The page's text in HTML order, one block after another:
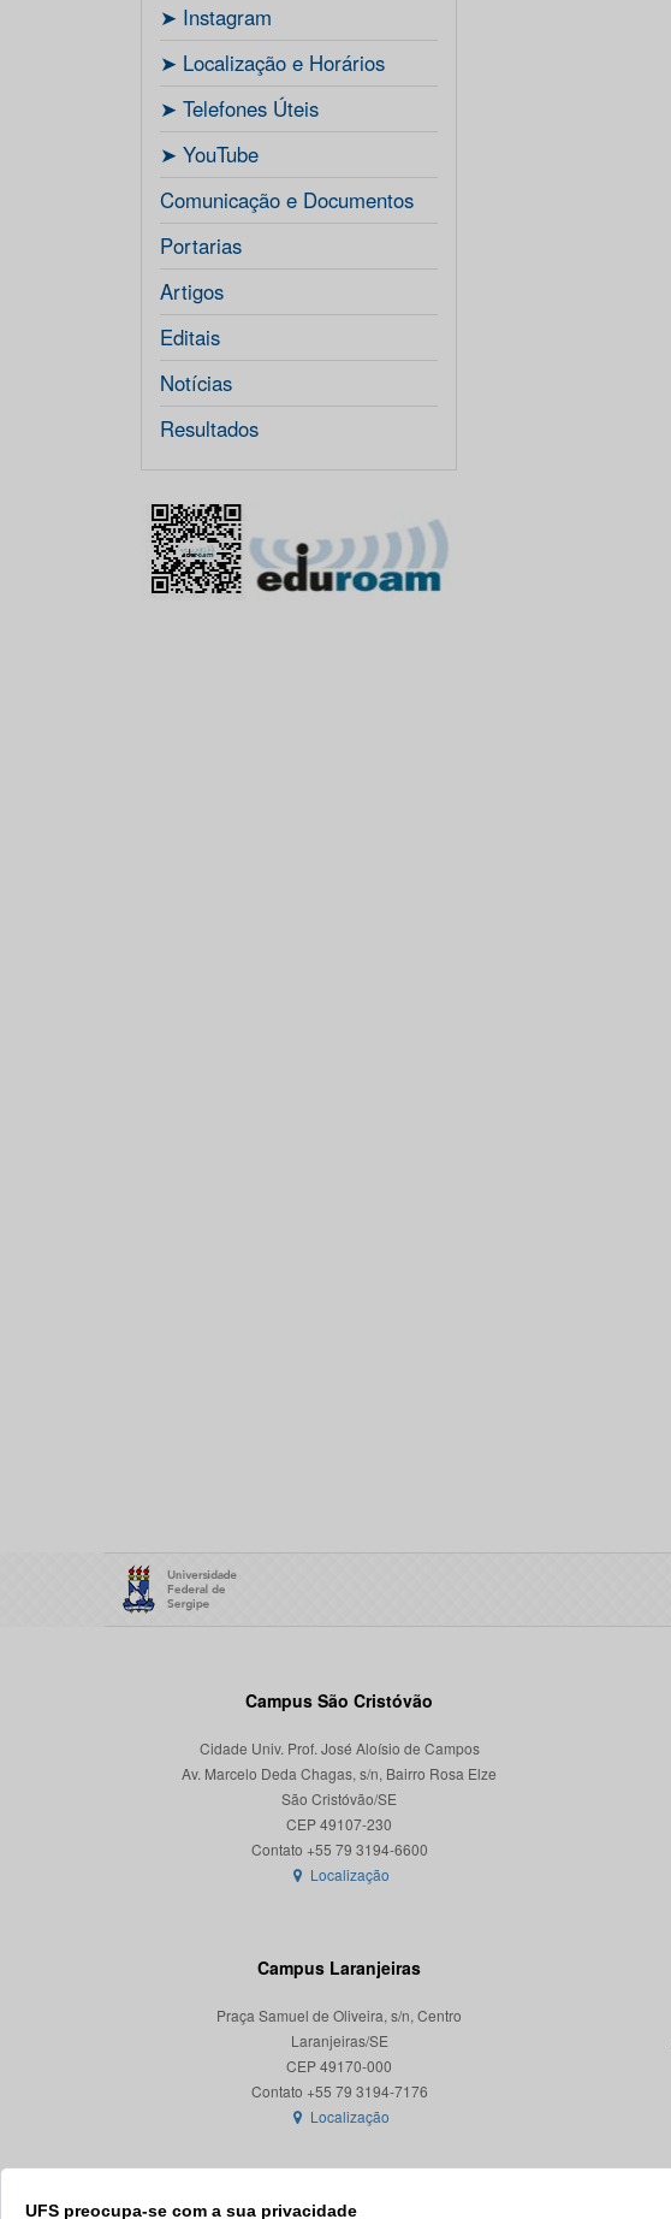
UFS preocupa-se com a sua privacidade
ㅤ➤ Instagram
ㅤ➤ Localização e Horários
ㅤ➤ Telefones Úteis
ㅤ➤ YouTube
Comunicação e Documentos
Portarias
Artigos
Editais
Notícias
Resultados
Campus São Cristóvão
Cidade Univ. Prof. José Aloísio de Campos
Av. Marcelo Deda Chagas, s/n, Bairro Rosa Elze
São Cristóvão/SE
CEP 49107-230
Localização
Campus Laranjeiras
Praça Samuel de Oliveira, s/n, Centro
Laranjeiras/SE
CEP 49170-000
Localização